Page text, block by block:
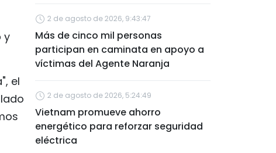
y
el
2 de agosto de 2026, 9:43:47
Más de cinco mil personas
participan en caminata en apoyo a
víctimas del Agente Naranja
2 de agosto de 2026, 5:24:49
Vietnam promueve ahorro
energético para reforzar seguridad
eléctrica